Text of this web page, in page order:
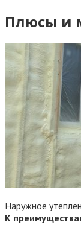
Плюсы и
Наружное
К